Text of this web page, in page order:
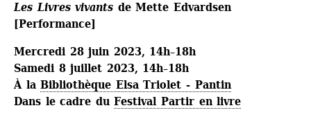
Les Livres vivants de Mette Edvardsen
[Performance]
Mercredi 28 juin 2023, 14h–18h
Samedi 8 juillet 2023, 14h–18h
À la Bibliothèque Elsa Triolet - Pantin
Dans le cadre du Festival Partir en livre